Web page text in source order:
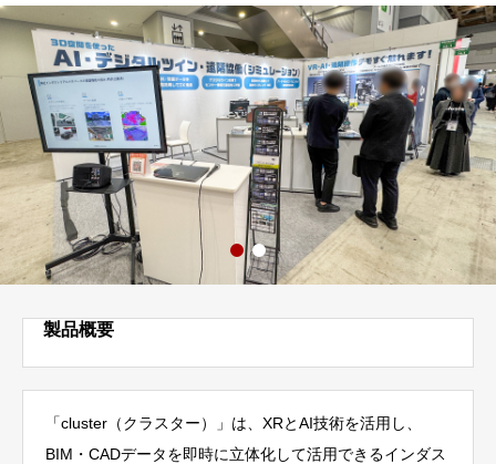
製品概要
「cluster（クラスター）」は、XRとAI技術を活用し、
BIM・CADデータを即時に立体化して活用できるインダス